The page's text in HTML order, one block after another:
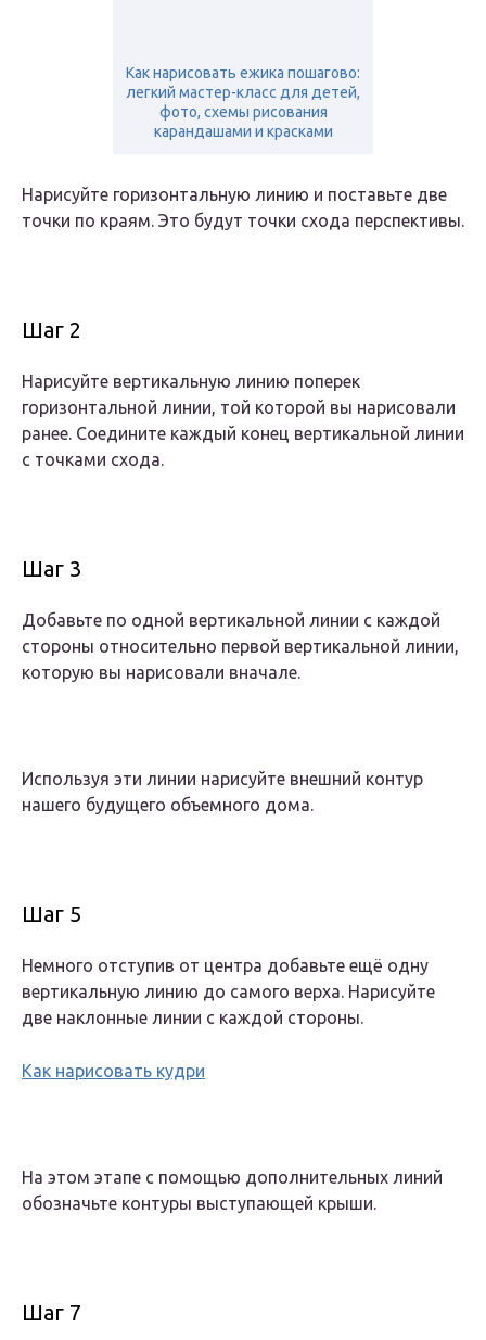
Как нарисовать ежика пошагово:
легкий мастер-класс для детей,
фото, схемы рисования
карандашами и красками
Нарисуйте горизонтальную линию и поставьте две
точки по краям. Это будут точки схода перспективы.
Шаг 2
Нарисуйте вертикальную линию поперек
горизонтальной линии, той которой вы нарисовали
ранее. Соедините каждый конец вертикальной линии
с точками схода.
Шаг 3
Добавьте по одной вертикальной линии с каждой
стороны относительно первой вертикальной линии,
которую вы нарисовали вначале.
Используя эти линии нарисуйте внешний контур
нашего будущего объемного дома.
Шаг 5
Немного отступив от центра добавьте ещё одну
вертикальную линию до самого верха. Нарисуйте
две наклонные линии с каждой стороны.
Как нарисовать кудри
На этом этапе с помощью дополнительных линий
обозначьте контуры выступающей крыши.
Шаг 7